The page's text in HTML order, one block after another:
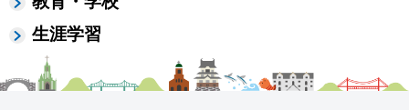
生涯学習